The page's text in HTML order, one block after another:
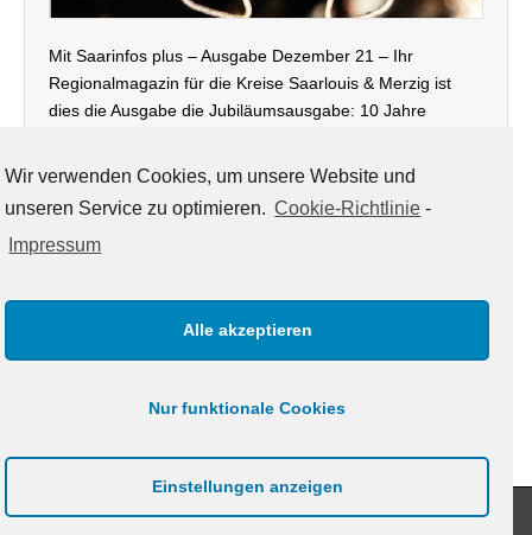
Mit Saarinfos plus – Ausgabe Dezember 21 – Ihr
Regionalmagazin für die Kreise Saarlouis & Merzig ist
dies die Ausgabe die Jubiläumsausgabe: 10 Jahre
wieder in digitaler Version – neben der Print-Ausgabe,…
Copyright © 2021www.saarinfos.de. All Rights Reserved.
Wir verwenden Cookies, um unsere Website und
unseren Service zu optimieren. Cookie-Richtlinie -
Impressum
Alle akzeptieren
Nur funktionale Cookies
Einstellungen anzeigen